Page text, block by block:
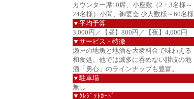
カウンター席10席、小座敷（2・3名様～
24名様）小間、御宴会 少人数様～60名様
▼平均予算
3,000円／【昼】800円／【夜】4,000円
▼サービス・特徴
瀬戸の地魚と地酒を大衆料金で味わえる
和食処。他では滅多に呑めない讃岐の地
酒「勇心」のラインナップも豊富。
▼駐車場
無し
▼ｸﾚｼﾞｯﾄｶｰﾄﾞ